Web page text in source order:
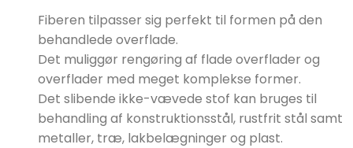
Fiberen tilpasser sig perfekt til formen på den
behandlede overflade.
Det muliggør rengøring af flade overflader og
overflader med meget komplekse former.
Det slibende ikke-vævede stof kan bruges til
behandling af konstruktionsstål, rustfrit stål samt
metaller, træ, lakbelægninger og plast.